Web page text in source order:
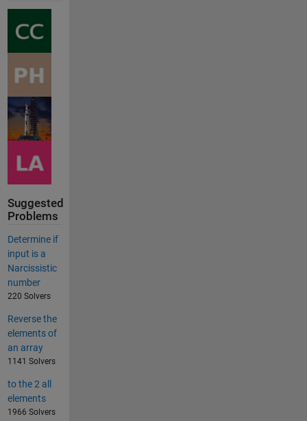
Suggested
Problems
Determine if
input is a
Narcissistic
number
220 Solvers
Reverse the
elements of
an array
1141 Solvers
to the 2 all
elements
1966 Solvers